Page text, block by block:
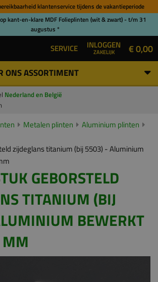
klantenservice tijdens de vakantieperiode
kant-en-klare MDF Folieplinten (wit & zwart) - t/m 31
augustus *
SERVICE INLOGGEN
ZAKELIJK € 0,00
ONS ASSORTIMENT
Nederland en België
Metalen plinten
Aluminium plinten
zijdeglans titanium (bij 5503) - Aluminium
GEBORSTELD
TITANIUM (BIJ
BEWERKT